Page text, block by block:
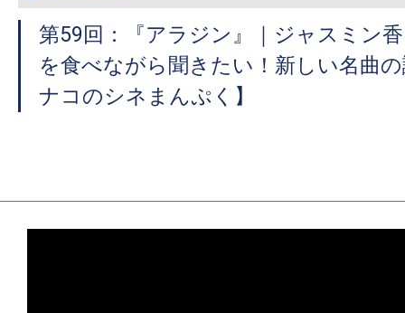
第59回：『アラジン』｜ジャスミン
を食べながら聞きたい！新しい名曲
ナコのシネまんぷく】